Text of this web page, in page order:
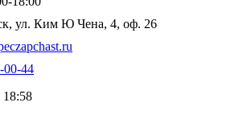
ул. Ким Ю Чена, 4, оф. 26
00-44
18:58